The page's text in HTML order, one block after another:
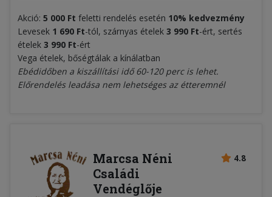
Akció: 5 000 Ft feletti rendelés esetén 10% kedvezmény
Levesek 1 690 Ft-tól, szárnyas ételek 3 990 Ft-ért, sertés
ételek 3 990 Ft-ért
Vega ételek, bőségtálak a kínálatban
Ebédidőben a kiszállítási idő 60-120 perc is lehet.
Előrendelés leadása nem lehetséges az étteremnél
4.8
Marcsa Néni
Családi
Vendéglője